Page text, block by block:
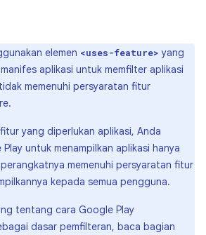
elemen <uses-feature> yang
aplikasi untuk memfilter aplikasi
memenuhi persyaratan fitur
yang diperlukan aplikasi, Anda
untuk menampilkan aplikasi hanya
memenuhi persyaratan fitur
kepada semua pengguna.
tentang cara Google Play
dasar pemfilteran, baca bagian